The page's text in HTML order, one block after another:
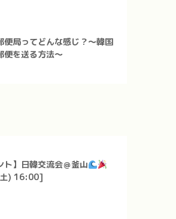
便局ってどんな感じ？～韓国
便を送る方法～
ト】日韓交流会＠釜山
) 16:00]